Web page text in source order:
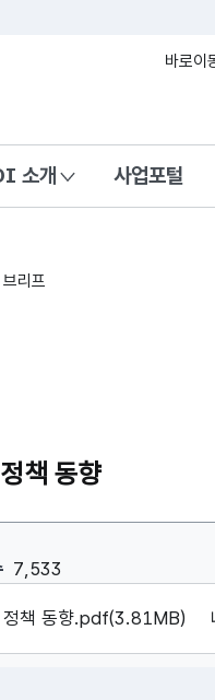
바로이
소개 사업포털
리프
책 동향
자, 작성일, 조회수, 첨부파
7,533
정책 동향.pdf(3.81MB)